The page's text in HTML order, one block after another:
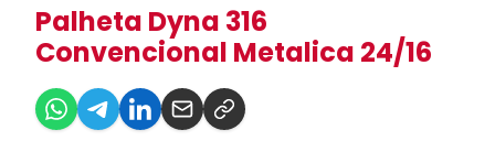
Palheta Dyna 316
Convencional Metalica 24/16